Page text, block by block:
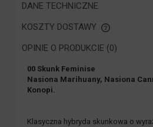
DANE TECHNICZNE
KOSZTY DOSTAWY
CENA NIE ZAWIERA
OPINIE O PRODUKCIE (0)
00 Skunk Feminise
Nasiona Marihuany, Nasiona
Konopi.
Klasyczna hybryda skunkowa o